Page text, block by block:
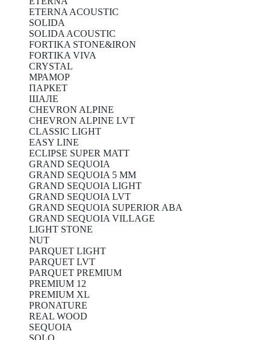
ETERNA ACOUSTIC
SOLIDA
SOLIDA ACOUSTIC
FORTIKA STONE&IRON
FORTIKA VIVA
CRYSTAL
МРАМОР
ПАРКЕТ
ШАЛЕ
CHEVRON ALPINE
CHEVRON ALPINE LVT
CLASSIC LIGHT
EASY LINE
ECLIPSE SUPER MATT
GRAND SEQUOIA
GRAND SEQUOIA 5 MM
GRAND SEQUOIA LIGHT
GRAND SEQUOIA LVT
GRAND SEQUOIA SUPERIOR ABA
GRAND SEQUOIA VILLAGE
LIGHT STONE
NUT
PARQUET LIGHT
PARQUET LVT
PARQUET PREMIUM
PREMIUM 12
PREMIUM XL
PRONATURE
REAL WOOD
SEQUOIA
SOLO